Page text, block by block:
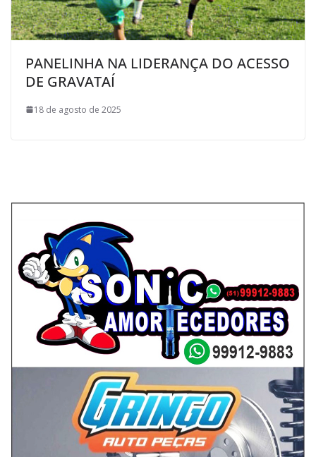
PANELINHA NA LIDERANÇA DO ACESSO
DE GRAVATAÍ
18 de agosto de 2025